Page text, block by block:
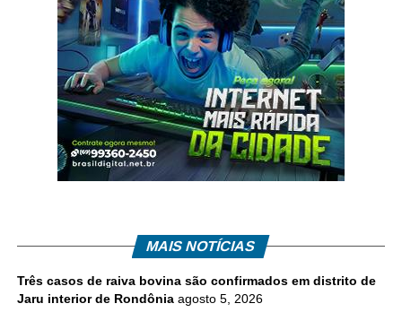
MAIS NOTÍCIAS
Três casos de raiva bovina são confirmados em distrito de
Jaru interior de Rondônia agosto 5, 2026